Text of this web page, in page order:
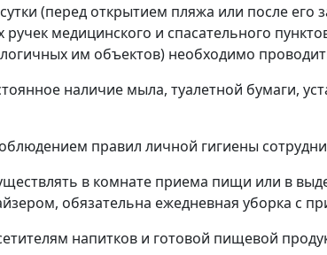
(перед открытием пляжа или после его
медицинского и спасательного
им объектов) необходимо
наличие мыла, туалетной бумаги,
правил личной гигиены
в комнате приема пищи или в
обязательна ежедневная уборка с
напитков и готовой пищевой